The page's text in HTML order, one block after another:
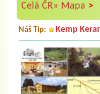
Celá ČR» Mapa >
Náš Tip: Kemp